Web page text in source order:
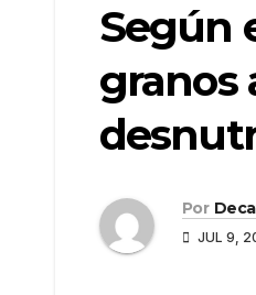
Según
granos
Por
JUL 9,